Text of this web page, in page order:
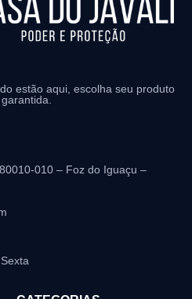
estão aqui, escolha seu produto
010 – Foz do Iguaçu –